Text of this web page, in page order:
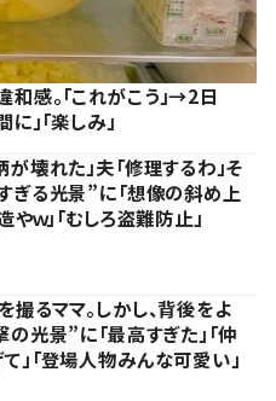
感。「これがこう」→2日
」「楽しみ」
壊れた」夫「修理するわ」そ
る光景”に「想像の斜め上
やｗ」「むしろ盗難防止」
るママ。しかし、背後をよ
光景”に「最高すぎた」「仲
」「登場人物みんな可愛い」